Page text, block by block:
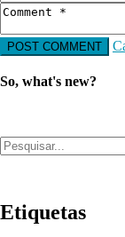
So, what's new?
Etiquetas